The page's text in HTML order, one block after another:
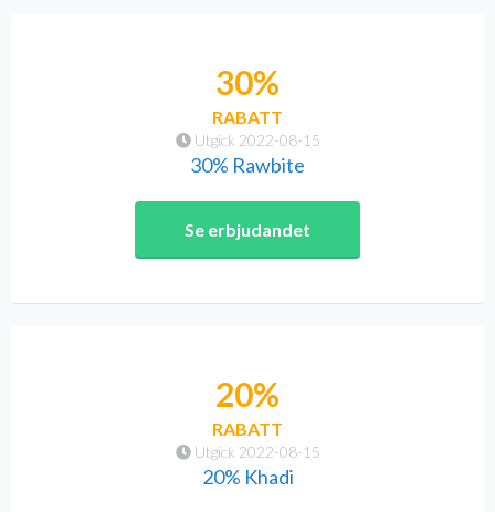
Utgick 2022-08-15
30%
RABATT
30% Rawbite
Se erbjudandet
Utgick 2022-08-15
20%
RABATT
20% Khadi